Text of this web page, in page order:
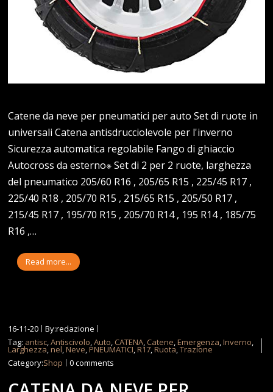
Catene da neve per pneumatici per auto Set di ruote in
universali Catena antisdrucciolevole per l'inverno
Sicurezza automatica regolabile Fango di ghiaccio
Autocross da esterno※ Set di 2 per 2 ruote, larghezza
del pneumatico 205/60 R16 , 205/65 R15 , 225/45 R17 ,
225/40 R18 , 205/70 R15 , 215/65 R15 , 205/50 R17 ,
215/45 R17 , 195/70 R15 , 205/70 R14 , 195 R14 , 185/75
R16 ,…
Read more...
16-11-20
By:redazione
Tag: antisc,Antiscivolo,Auto, CATENA, Catene,Emergenza,Inverno,
Larghezza,nel,Neve,PNEUMATICI,R17,Ruota,Trazione
Category:Shop 0 comments